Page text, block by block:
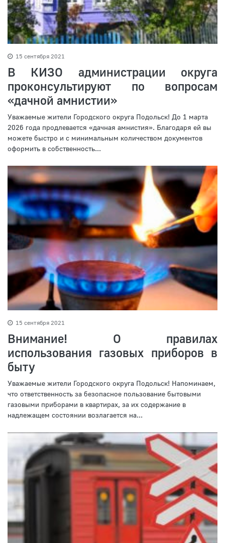
15 сентября 2021
В КИЗО администрации округа
проконсультируют по вопросам
«дачной амнистии»
Уважаемые жители Городского округа Подольск! До 1 марта
2026 года продлевается «дачная амнистия». Благодаря ей вы
можете быстро и с минимальным количеством документов
оформить в собственность...
15 сентября 2021
Внимание! О правилах
использования газовых приборов в
быту
Уважаемые жители Городского округа Подольск! Напоминаем,
что ответственность за безопасное пользование бытовыми
газовыми приборами в квартирах, за их содержание в
надлежащем состоянии возлагается на...